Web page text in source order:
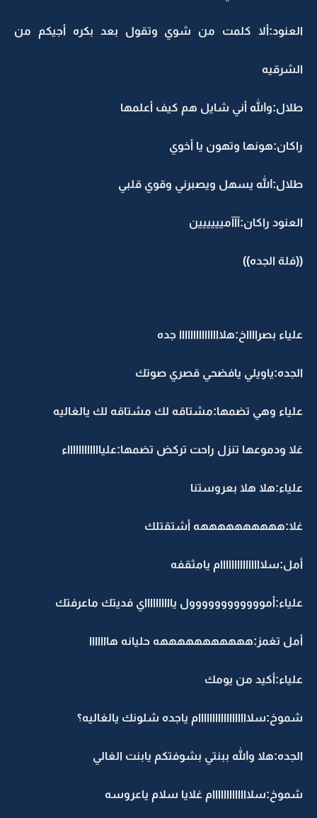
العنود:ألا كلمت من شوي وتقول بعد بكره أجيكم من
الشرقيه
طلال:والله أني شايل هم كيف أعلمها
راكان:هونها وتهون يا أخوي
طلال:الله يسهل ويصبرني وقوي قلبي
العنود راكان:آآآميييييين
((فلة الجده))
علياء بصرااااخ:هلااااااااااااااا جده
الجده:ياويلي يافضحي قصري صوتك
علياء وهي تضمها:مشتاقه لك مشتاقه لك يالغاليه
غلا ودموعها تنزل راحت تركض تضمها:عليااااااااااااء
علياء:هلا هلا بعروستنا
غلا:ههههههههههه أشتقتلك
أمل:سلااااااااااااااام يامثقفه
علياء:أموووووووووووول يااااااااااي فديتك ماعرفتك
أمل تغمز:هههههههههههه حليانه هااااااا
علياء:أكيد من يومك
شموخ:سلاااااااااااااااااام ياجده شلونك يالغاليه؟
الجده:هلا والله ببنتي بشوفتكم يابنت الغالي
شموخ:سلااااااااااااام غلايا سلام ياعروسه